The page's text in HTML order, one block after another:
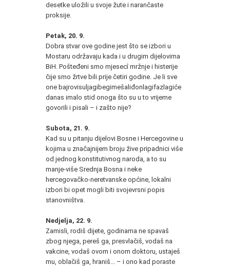
desetke uložili u svoje žute i narančaste
proksije.
Petak, 20. 9.
Dobra stvar ove godine jest što se izbori u
Mostaru održavaju kada i u drugim dijelovima
BiH. Pošteđeni smo mjesecî mržnje i histerije
čije smo žrtve bili prije četiri godine. Je li sve
one bajrovisuljagibegimešaliđonlagifazlagiće
danas imalo stid onoga što su u to vrijeme
govorili i pisali – i zašto nije?
Subota, 21. 9.
Kad su u pitanju dijelovi Bosne i Hercegovine u
kojima u značajnijem broju žive pripadnici više
od jednog konstitutivnog naroda, a to su
manje-više Srednja Bosna i neke
hercegovačko-neretvanske općine, lokalni
izbori bi opet mogli biti svojevrsni popis
stanovništva.
Nedjelja, 22. 9.
Zamisli, rodiš dijete, godinama ne spavaš
zbog njega, pereš ga, presvlačiš, vodaš na
vakcine, vodaš ovom i onom doktoru, ustaješ
mu, oblačiš ga, hraniš... – i ono kad poraste